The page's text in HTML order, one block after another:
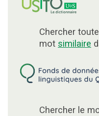
Chercher
mot similaire
Chercher le